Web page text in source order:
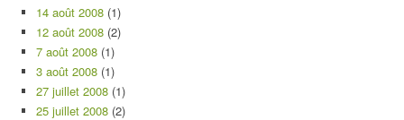
14 août 2008 (1)
12 août 2008 (2)
7 août 2008 (1)
3 août 2008 (1)
27 juillet 2008 (1)
25 juillet 2008 (2)